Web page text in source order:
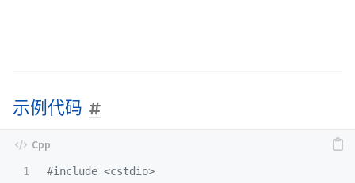
示例代码
1
#include <cstdio>